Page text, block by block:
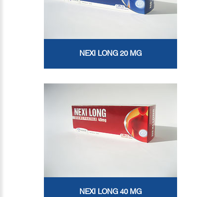
NEXI LONG 20 MG
NEXI LONG 40 MG